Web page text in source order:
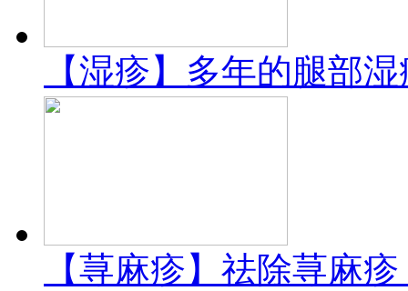
【湿疹】多年的腿部
【荨麻疹】祛除荨麻